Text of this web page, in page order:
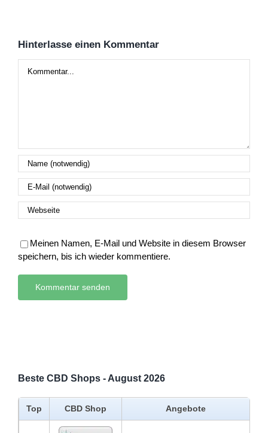
Hinterlasse einen Kommentar
Meinen Namen, E-Mail und Website in diesem Browser
speichern, bis ich wieder kommentiere.
Beste CBD Shops - August 2026
Top CBD Shop Angebote